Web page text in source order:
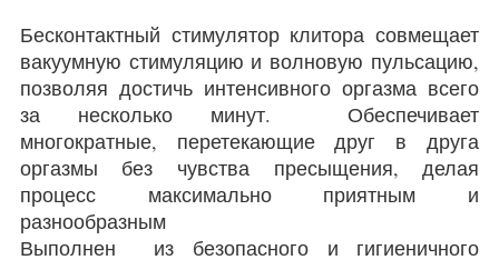
Бесконтактный стимулятор клитора совмещает
вакуумную стимуляцию и волновую пульсацию,
позволяя достичь интенсивного оргазма всего
за несколько минут. Обеспечивает
многократные, перетекающие друг в друга
оргазмы без чувства пресыщения, делая
процесс максимально приятным и
разнообразным
Выполнен из безопасного и гигиеничного